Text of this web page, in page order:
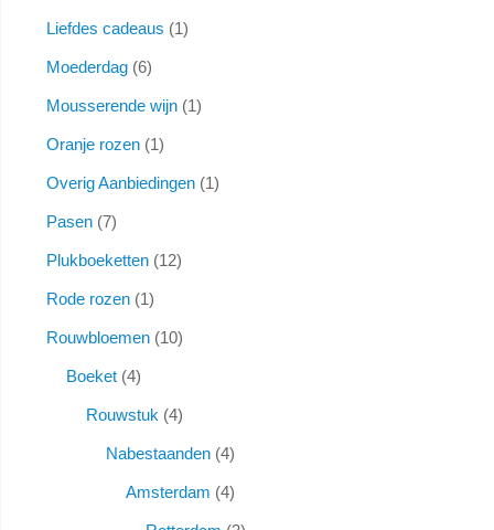
Liefdes cadeaus 1
Moederdag 6
Mousserende wijn 1
Oranje rozen 1
Overig Aanbiedingen 1
Pasen 7
Plukboeketten 12
Rode rozen 1
Rouwbloemen 10
Boeket 4
Rouwstuk 4
Nabestaanden 4
Amsterdam 4